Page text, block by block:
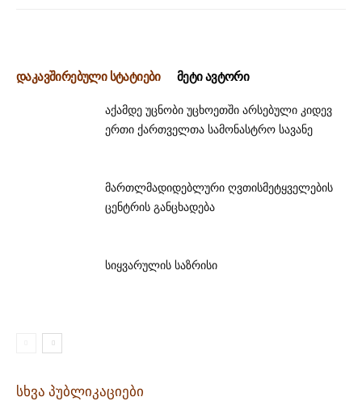
დაკავშირებული სტატიები მეტი ავტორი
აქამდე უცნობი უცხოეთში არსებული კიდევ
ერთი ქართველთა სამონასტრო სავანე
მართლმადიდებლური ღვთისმეტყველების
ცენტრის განცხადება
სიყვარულის საზრისი
სხვა პუბლიკაციები